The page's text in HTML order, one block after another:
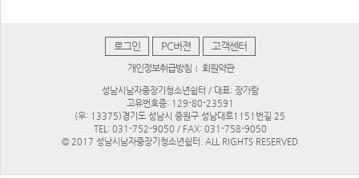
로그인 PC버젼 고객센터
개인정보취급방침 회원약관
성남시남자중장기청소년쉼터 / 대표: 장가람
고유번호증: 129-80-23591
(우: 13375)경기도 성남시 중원구 성남대로1151번길 25
TEL: 031-752-9050 / FAX: 031-758-9050
© 2017 성남시남자중장기청소년쉼터. ALL RIGHTS RESERVED